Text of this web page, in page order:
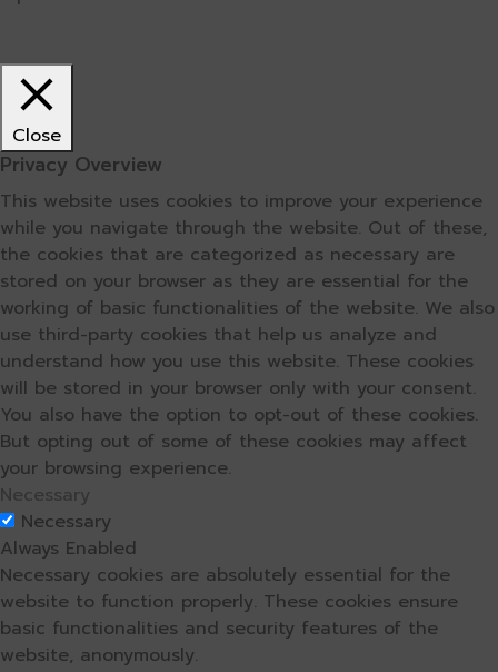
Close
Privacy Overview
This website uses cookies to improve your experience
while you navigate through the website. Out of these,
the cookies that are categorized as necessary are
stored on your browser as they are essential for the
working of basic functionalities of the website. We also
use third-party cookies that help us analyze and
understand how you use this website. These cookies
will be stored in your browser only with your consent.
You also have the option to opt-out of these cookies.
But opting out of some of these cookies may affect
your browsing experience.
Necessary
Necessary
Always Enabled
Necessary cookies are absolutely essential for the
website to function properly. These cookies ensure
basic functionalities and security features of the
website, anonymously.